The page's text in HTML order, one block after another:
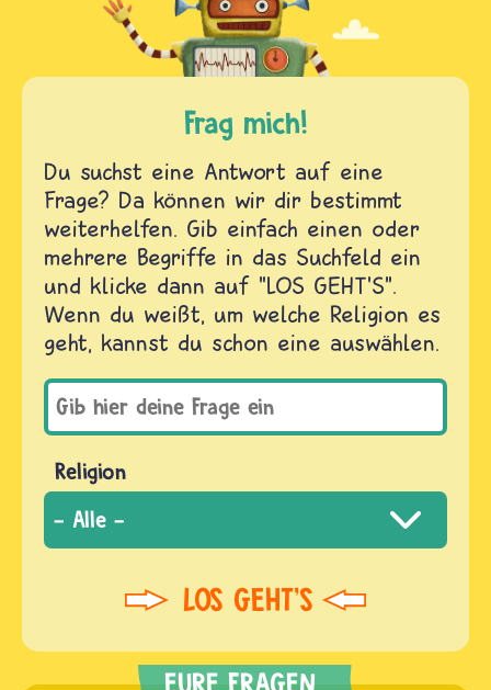
Frag mich!
Du suchst eine Antwort auf eine
Frage? Da können wir dir bestimmt
weiterhelfen. Gib einfach einen oder
mehrere Begriffe in das Suchfeld ein
und klicke dann auf "LOS GEHT'S".
Wenn du weißt, um welche Religion es
geht, kannst du schon eine auswählen.
Religion